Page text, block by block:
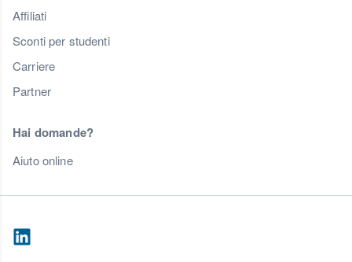
Affiliati
Sconti per studenti
Carriere
Partner
Hai domande?
Aiuto online